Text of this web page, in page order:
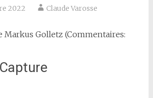
2022 Claude Varosse
Markus Golletz (Commentaires: